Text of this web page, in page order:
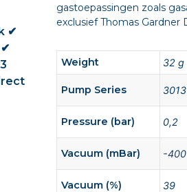
✔
gastoepassingen zoals
exclusief Thomas Gardner
Weight 32 g
Pump Series
Pressure (bar) 0,2
Vacuum (mBar) -400
Vacuum (%) 39